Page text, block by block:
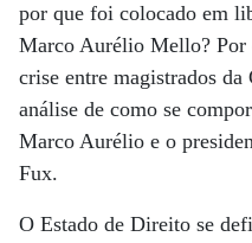
por que foi colocado em
Marco Aurélio Mello? Por
crise entre magistrados da
análise de como se
Marco Aurélio e o
Fux.
O Estado de Direito se